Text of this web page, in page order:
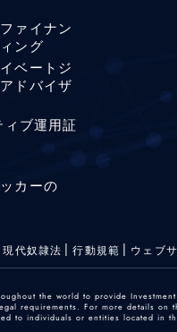
ァイナン
ング
ベートジ
ドバイザ
ブ運用証
カーの
現代奴隷法 行動規範 ウェブ
the world to provide
requirements. For more details
to individuals or entities located in